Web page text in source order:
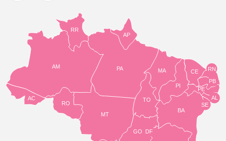
TO
BA
SE
PE
AL
RN
CE
PI
MA
AP
PA
RR
AM
AC
RO
MT
GO DF
PB